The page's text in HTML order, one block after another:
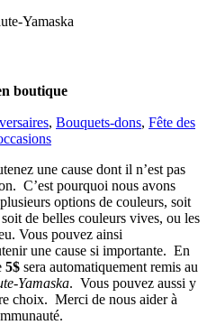
Yamaska
boutique
, Bouquets-dons, Fête des
une cause dont il n’est pas
C’est pourquoi nous avons
options de couleurs, soit
de belles couleurs vives, ou les
Vous pouvez ainsi
une cause si importante. En
5$ sera automatiquement remis au
Yamaska. Vous pouvez aussi y
choix. Merci de nous aider à